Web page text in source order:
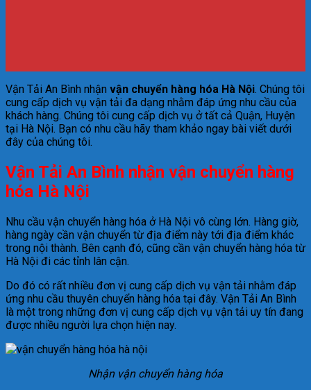
Vận Tải An Bình nhận vận chuyển hàng hóa Hà Nội. Chúng tôi
cung cấp dịch vụ vận tải đa dạng nhằm đáp ứng nhu cầu của
khách hàng. Chúng tôi cung cấp dịch vụ ở tất cả Quận, Huyện
tại Hà Nội. Bạn có nhu cầu hãy tham khảo ngay bài viết dưới
đây của chúng tôi.
Vận Tải An Bình nhận vận chuyển hàng
hóa Hà Nội
Nhu cầu vận chuyển hàng hóa ở Hà Nội vô cùng lớn. Hàng giờ,
hàng ngày cần vận chuyển từ địa điểm này tới địa điểm khác
trong nội thành. Bên cạnh đó, cũng cần vận chuyển hàng hóa từ
Hà Nội đi các tỉnh lân cận.
Do đó có rất nhiều đơn vị cung cấp dịch vụ vận tải nhằm đáp
ứng nhu cầu thuyên chuyển hàng hóa tại đây. Vận Tải An Bình
là một trong những đơn vị cung cấp dịch vụ vận tải uy tín đang
được nhiều người lựa chọn hiện nay.
Nhận vận chuyển hàng hóa